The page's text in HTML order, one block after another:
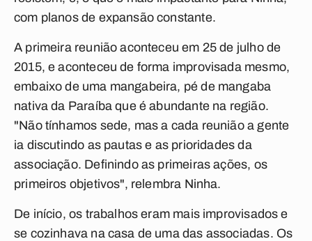
com planos de expansão constante.
A primeira reunião aconteceu em 25 de julho de
2015, e aconteceu de forma improvisada mesmo,
embaixo de uma mangabeira, pé de mangaba
nativa da Paraíba que é abundante na região.
"Não tínhamos sede, mas a cada reunião a gente
ia discutindo as pautas e as prioridades da
associação. Definindo as primeiras ações, os
primeiros objetivos", relembra Ninha.
De início, os trabalhos eram mais improvisados e
se cozinhava na casa de uma das associadas. Os